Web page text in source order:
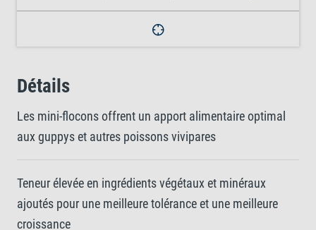
Détails
Les mini-flocons offrent un apport alimentaire optimal
aux guppys et autres poissons vivipares
Teneur élevée en ingrédients végétaux et minéraux
ajoutés pour une meilleure tolérance et une meilleure
croissance